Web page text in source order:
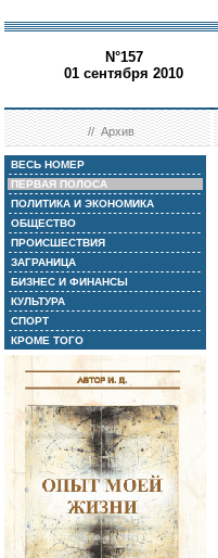
N°157
01 сентября 2010
//Архив
ВЕСЬ НОМЕР
ПЕРВАЯ ПОЛОСА
ПОЛИТИКА И ЭКОНОМИКА
ОБЩЕСТВО
ПРОИСШЕСТВИЯ
ЗАГРАНИЦА
БИЗНЕС И ФИНАНСЫ
КУЛЬТУРА
СПОРТ
КРОМЕ ТОГО